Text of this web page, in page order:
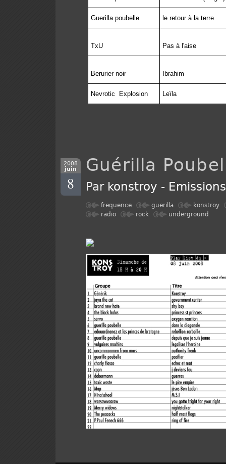
Guerilla poubelle le retour à la terre
TxU Pas à l'aise
Berurier noir Ibrahim
Nevrotic Explosion Leïla
2008
juin
8
Guérilla
Par konstroy -
frequence guerilla
konstroy
radio
rock underground